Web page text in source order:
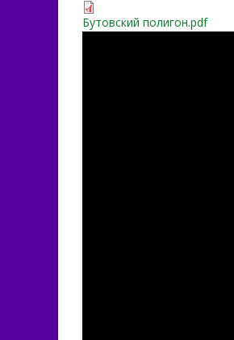
Бутовский полигон.pdf